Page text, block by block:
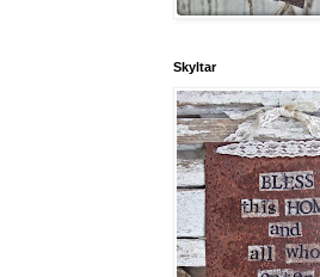
Skyltar